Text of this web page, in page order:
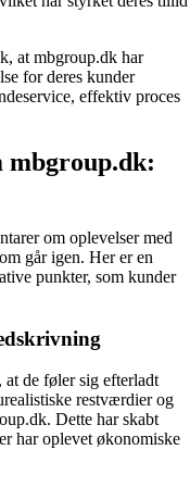
at mbgroup.dk har
for deres kunder
effektiv proces
mbgroup.dk:
om oplevelser med
går igen. Her er en
punkter, som kunder
de føler sig efterladt
restværdier og
Dette har skabt
har oplevet økonomiske